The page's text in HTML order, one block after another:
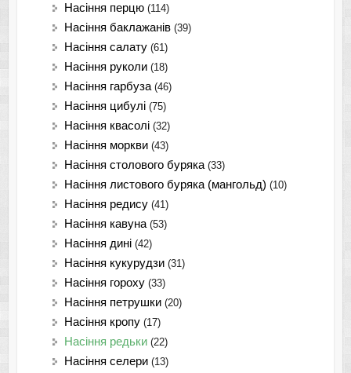
Насіння перцю (114)
Насіння баклажанів (39)
Насіння салату (61)
Насіння руколи (18)
Насіння гарбуза (46)
Насіння цибулі (75)
Насіння квасолі (32)
Насіння моркви (43)
Насіння столового буряка (33)
Насіння листового буряка (мангольд) (10)
Насіння редису (41)
Насіння кавуна (53)
Насіння дині (42)
Насіння кукурудзи (31)
Насіння гороху (33)
Насіння петрушки (20)
Насіння кропу (17)
Насіння редьки (22)
Насіння селери (13)